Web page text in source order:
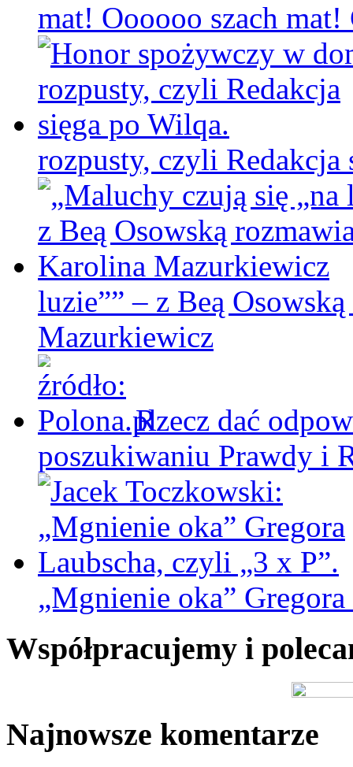
mat! Oooooo szach
rozpusty, czyli Redakcja
luzie”” – z Beą
Mazurkiewicz
Rzecz dać
poszukiwaniu Prawdy i
„Mgnienie oka”
Współpracujemy i
Najnowsze komentarze